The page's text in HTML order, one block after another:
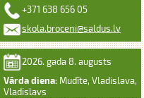
+371 638 656 05
skola.broceni@saldus.lv
2026. gada 8. augusts
Vārda diena: Mudīte, Vladislava,
Vladislavs